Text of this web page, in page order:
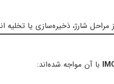
مراحل شارژ، ذخیره‌سازی یا
با آن مواجه شده‌اند: